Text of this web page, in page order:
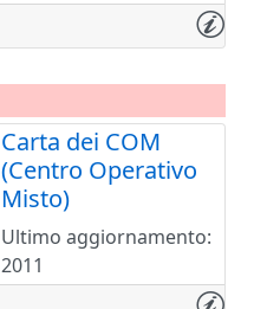
Carta dei COM
(Centro Operativo
Misto)
Ultimo aggiornamento:
2011